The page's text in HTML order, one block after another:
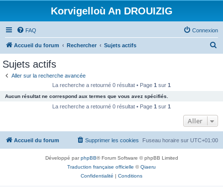
Korvigelloù An DROUIZIG
FAQ Connexion
Accueil du forum Rechercher Sujets actifs
c
e
Sujets actifs
Aller sur la recherche avancée
La recherche a retourné 0 résultat • Page 1 sur 1
Aucun résultat ne correspond aux termes que vous avez spécifiés.
La recherche a retourné 0 résultat • Page 1 sur 1
Aller
Accueil du forum Fuseau horaire sur UTC+01:00
Supprimer les cookies
Développé parphpBB® Forum Software © phpBB Limited
Traduction française officielle ©Qiaeru
Confidentialité | Conditions